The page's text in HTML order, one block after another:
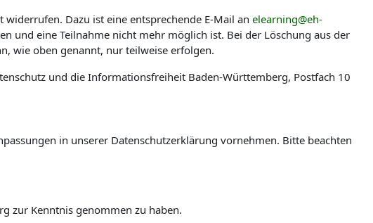
Dazu ist eine entsprechende E-Mail an elearning@eh-
und eine Teilnahme nicht mehr möglich ist. Bei der Löschung aus der
wie oben genannt, nur teilweise erfolgen.
und die Informationsfreiheit Baden-Württemberg, Postfach 10
in unserer Datenschutzerklärung vornehmen. Bitte beachten
zur Kenntnis genommen zu haben.